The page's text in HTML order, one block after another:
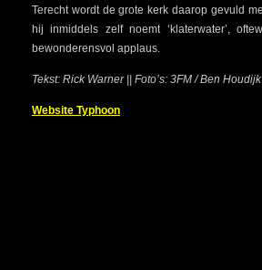
Terecht wordt de grote kerk daarop gevuld
hij inmiddels zelf noemt ‘klaterwater’,
bewonderensvol applaus.
Tekst: Rick Warner || Foto’s: 3FM / Ben Houdijk
Website Typhoon